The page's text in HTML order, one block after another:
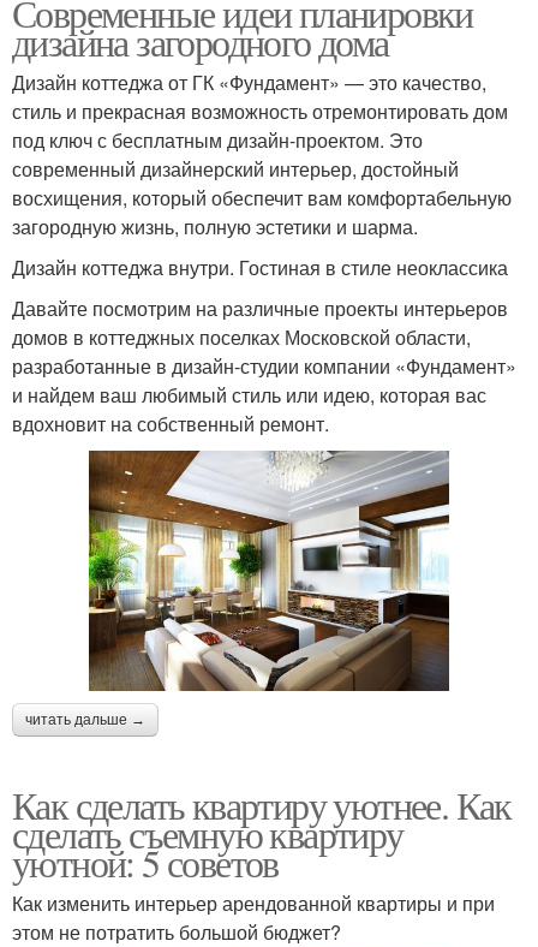
Современные идеи планировки
дизайна загородного дома
Дизайн коттеджа от ГК «Фундамент» — это качество,
стиль и прекрасная возможность отремонтировать дом
под ключ с бесплатным дизайн-проектом. Это
современный дизайнерский интерьер, достойный
восхищения, который обеспечит вам комфортабельную
загородную жизнь, полную эстетики и шарма.
Дизайн коттеджа внутри. Гостиная в стиле неоклассика
Давайте посмотрим на различные проекты интерьеров
домов в коттеджных поселках Московской области,
разработанные в дизайн-студии компании «Фундамент»
и найдем ваш любимый стиль или идею, которая вас
вдохновит на собственный ремонт.
читать дальше →
Как сделать квартиру уютнее. Как
сделать съемную квартиру
уютной: 5 советов
Как изменить интерьер арендованной квартиры и при
этом не потратить большой бюджет?